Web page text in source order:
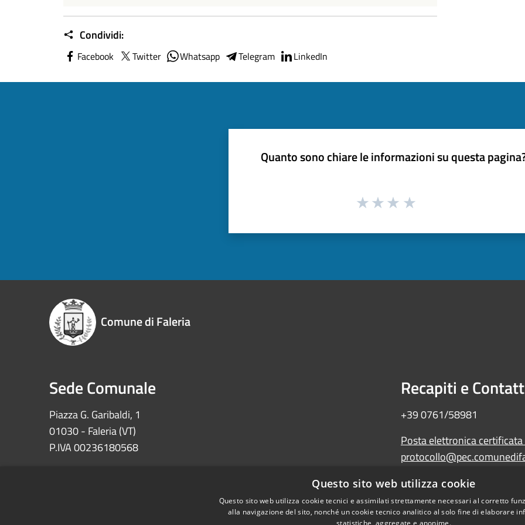
Condividi:
Facebook Twitter Whatsapp Telegram LinkedIn
Quanto sono chiare le informazioni su questa
Comune di Faleria
Sede Comunale
Piazza G. Garibaldi, 1
01030 - Faleria (VT)
P.IVA 00236180568
Ccp 11639010 – Tesoreria Comune di Faleria
Recapiti e
+39 0761/58981
Posta elettronica certificata
Amministrazione trasparente
Albo Pretorio
WebMail
Questo sito web utilizza cookie
Questo sito web utilizza cookie tecnici e assimilati strettamente necessari al corretto
alla navigazione del sito, nonché un cookie tecnico analitico al solo fine di elaborare
statistiche, aggregate e anonime.